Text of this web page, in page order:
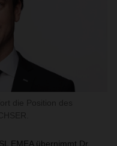
EMEA übernimmt Dr.